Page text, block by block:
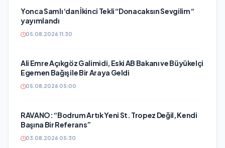
Yonca Samlı ‘dan İkinci Tekli “Donacaksın Sevgilim “
yayımlandı
05.08.2026 11:30
Ali Emre Açıkgöz Galimidi, Eski AB Bakanı ve Büyükelçi
Egemen Bağış ile Bir Araya Geldi
05.08.2026 05:00
RAVANO: “Bodrum Artık Yeni St. Tropez Değil, Kendi
Başına Bir Referans”
03.08.2026 05:30